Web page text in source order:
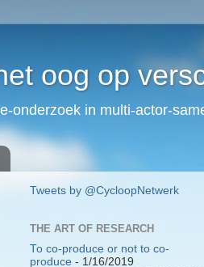
oog op
onderzoek in multi-actor-
Tweets by @CycloopNetwerk
THE ART OF RESEARCH
To co-produce or not to co-
produce - 1/16/2019